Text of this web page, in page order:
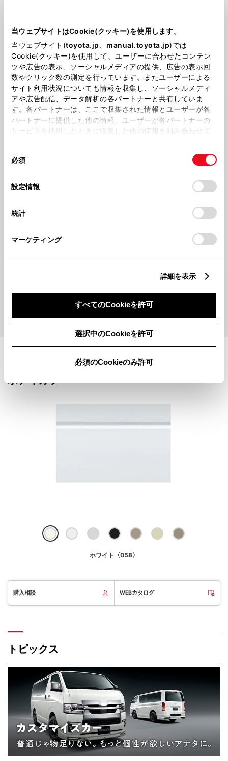
当ウェブサイトはCookie(クッキー)を使用します。
当ウェブサイト(toyota.jp manual.toyota.jp)では
Cookie(クッキー)を使用して、ユーザーに合わせたコンテン
ツや広告の表示、ソーシャルメディアの提供、広告の表示回
数やクリック数の測定を行っています。またユーザーによる
サイト利用状況についても情報を収集し、ソーシャルメディ
アや広告配信、データ解析の各パートナーと共有していま
す。各パートナーは、ここで収集された情報とユーザーが各
パートナーに提供した他の情報、ユーザーが各パートナーの
サービスを使用したときに収集した他の情報を組み合わせて
使用することがあります。当ウェブサイトの使用を続行する
デバイスにすべてのCookie(クッキー)が保存されることに同
意したことになります。Cookie(クッキー)のオプトアウト、
設定の変更、同意を撤回したりするにあたっては、当社の
「Cookie（クッキー）情報の取り扱いについて
」をご覧くだ
必須
設定情報
統計
マーケティング
詳細を表示
すべてのCookieを許可
選択中のCookieを許可
必須のCookieのみ許可
外観・内装
機能美を感じさせる外観と、乗る人すべてに心地よ
い室内。
安心・快適を。
WEBカタログ
ボディカラー
ホワイト〈058〉
購入相談 WEBカタログ
トピックス